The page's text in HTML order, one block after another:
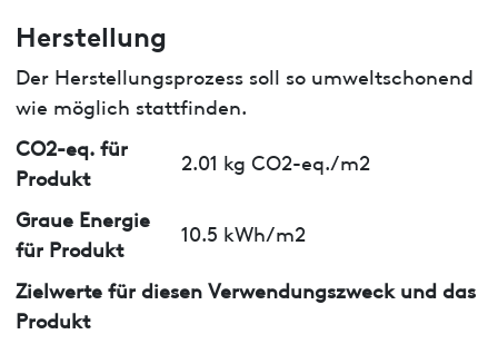
Herstellung
Der Herstellungsprozess soll so umweltschonend
wie möglich stattfinden.
CO2-eq. für
Produkt
2.01 kg CO2-eq./m2
Graue Energie
für Produkt
10.5 kWh/m2
Zielwerte für diesen Verwendungszweck und das
Produkt